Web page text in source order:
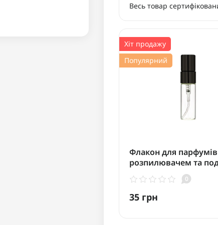
Весь товар
Хіт продажу
Популярний
Флакон для
розпилювачем та
корпусом - 3 мл
0
35 грн